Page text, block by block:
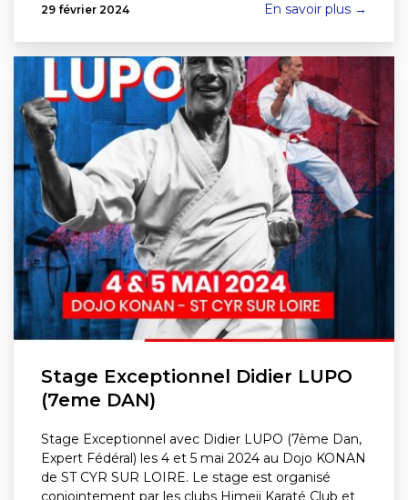
29 février 2024 En savoir plus →
Stage Exceptionnel Didier LUPO
(7eme DAN)
Stage Exceptionnel avec Didier LUPO (7ème Dan,
Expert Fédéral) les 4 et 5 mai 2024 au Dojo KONAN
de ST CYR SUR LOIRE. Le stage est organisé
conjointement par les clubs Himeji Karaté Club et